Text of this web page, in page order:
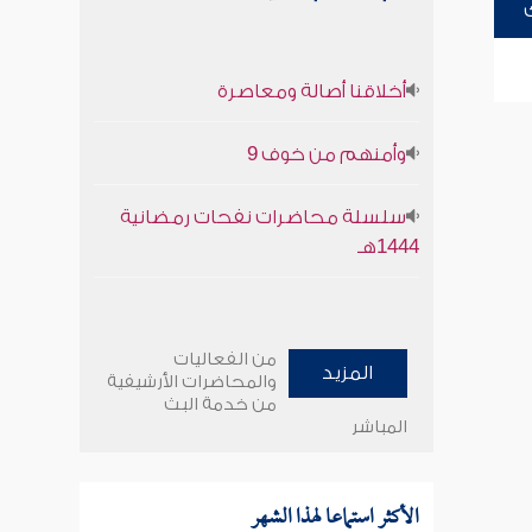
أخلاقنا أصالة ومعاصرة
وأمنهم من خوف 9
سلسلة محاضرات نفحات رمضانية
1444هـ
المزيد
من الفعاليات
والمحاضرات الأرشيفية
من خدمة البث
المباشر
الأكثر استماعا لهذا الشهر